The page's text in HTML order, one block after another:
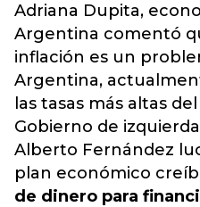
Adriana Dupita,
Argentina comentó
inflación es un
Argentina,
las tasas más altas
Gobierno de
Alberto Fernández
plan económico
de dinero para